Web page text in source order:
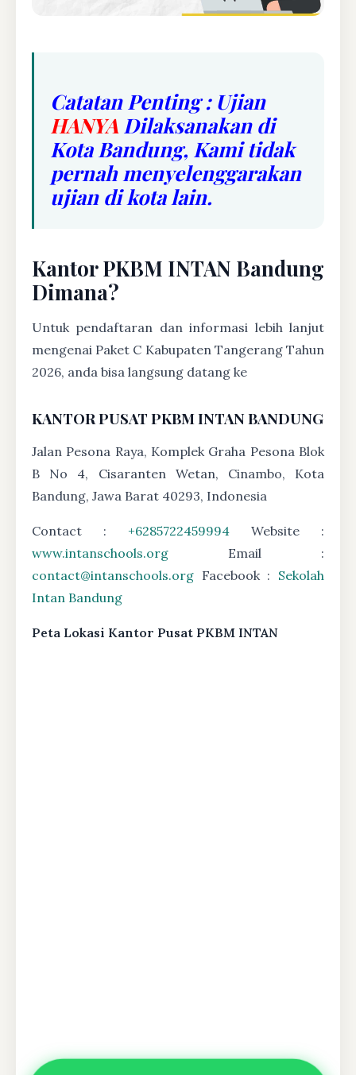
Catatan Penting : Ujian
HANYA Dilaksanakan di
Kota Bandung, Kami tidak
pernah menyelenggarakan
ujian di kota lain.
Kantor PKBM INTAN Bandung
Dimana?
Untuk pendaftaran dan informasi lebih lanjut
mengenai Paket C Kabupaten Tangerang Tahun
2026, anda bisa langsung datang ke
KANTOR PUSAT PKBM INTAN BANDUNG
Jalan Pesona Raya, Komplek Graha Pesona Blok
B No 4, Cisaranten Wetan, Cinambo, Kota
Bandung, Jawa Barat 40293, Indonesia
Contact : +6285722459994 Website :
www.intanschools.org Email :
contact@intanschools.org Facebook : Sekolah
Intan Bandung
Peta Lokasi Kantor Pusat PKBM INTAN